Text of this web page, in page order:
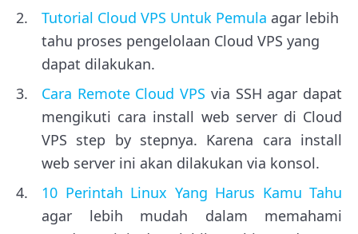
Tutorial Cloud VPS Untuk Pemula agar lebih
tahu proses pengelolaan Cloud VPS yang
dapat dilakukan.
Cara Remote Cloud VPS via SSH agar dapat
mengikuti cara install web server di Cloud
VPS step by stepnya. Karena cara install
web server ini akan dilakukan via konsol.
10 Perintah Linux Yang Harus Kamu Tahu
agar lebih mudah dalam memahami